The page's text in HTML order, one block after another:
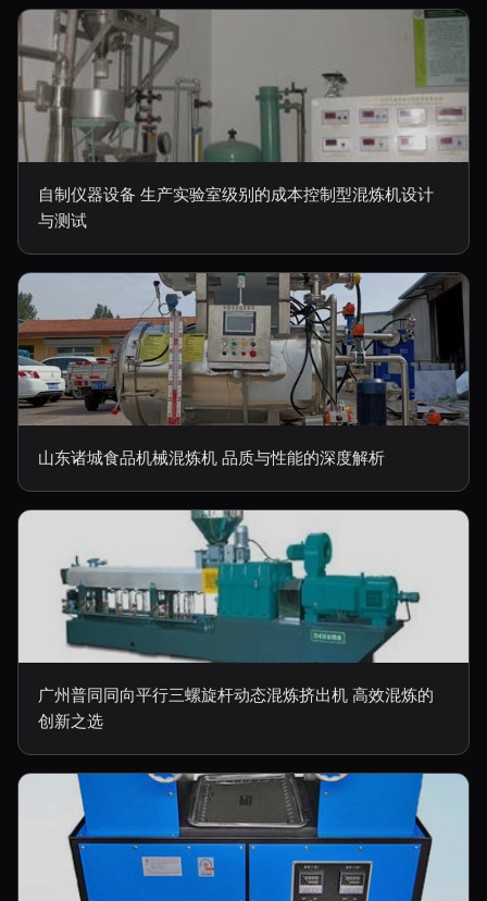
自制仪器设备 生产实验室级别的成本控制型混炼机设计
与测试
山东诸城食品机械混炼机 品质与性能的深度解析
广州普同同向平行三螺旋杆动态混炼挤出机 高效混炼的
创新之选